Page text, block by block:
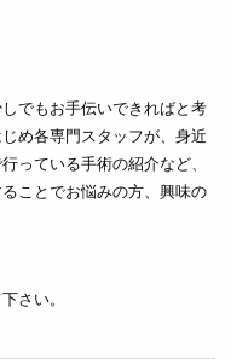
でもお手伝いできればと考
め各専門スタッフが、身近
っている手術の紹介など、
ことでお悩みの方、興味の
さい。